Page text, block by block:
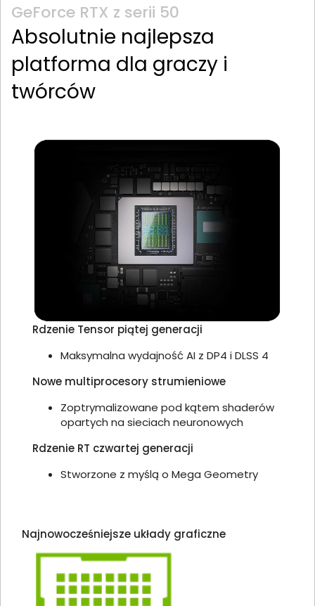
GeForce RTX z serii 50
Absolutnie najlepsza
platforma dla graczy i
twórców
Rdzenie Tensor piątej generacji
Maksymalna wydajność AI z DP4 i DLSS 4
Nowe multiprocesory strumieniowe
Zoptrymalizowane pod kątem shaderów
opartych na sieciach neuronowych
Rdzenie RT czwartej generacji
Stworzone z myślą o Mega Geometry
Najnowocześniejsze układy graficzne